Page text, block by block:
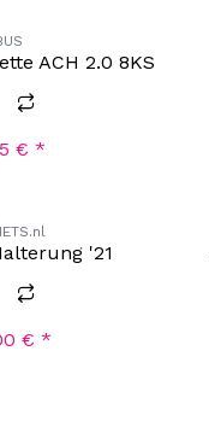
ACH 2.0 8KS
€ *
'21
€ *